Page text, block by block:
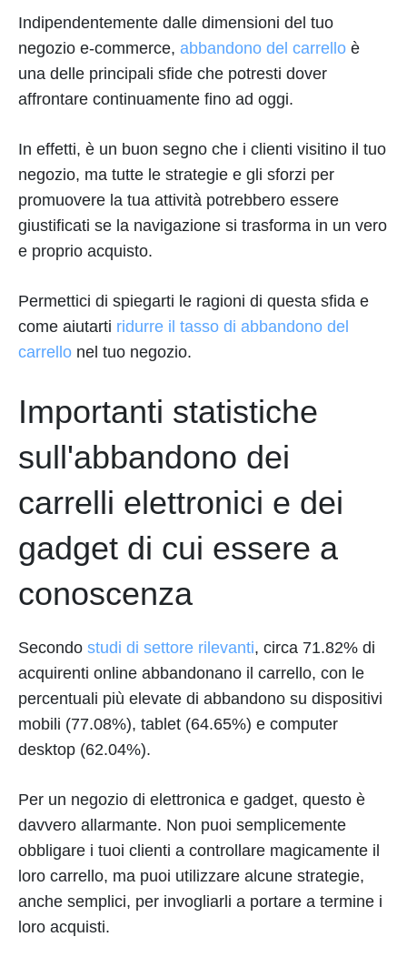
Indipendentemente dalle dimensioni del tuo
negozio e-commerce, abbandono del carrello è
una delle principali sfide che potresti dover
affrontare continuamente fino ad oggi.
In effetti, è un buon segno che i clienti visitino il tuo
negozio, ma tutte le strategie e gli sforzi per
promuovere la tua attività potrebbero essere
giustificati se la navigazione si trasforma in un vero
e proprio acquisto.
Permettici di spiegarti le ragioni di questa sfida e
come aiutarti ridurre il tasso di abbandono del
carrello nel tuo negozio.
Importanti statistiche
sull'abbandono dei
carrelli elettronici e dei
gadget di cui essere a
conoscenza
Secondo studi di settore rilevanti, circa 71.82% di
acquirenti online abbandonano il carrello, con le
percentuali più elevate di abbandono su dispositivi
mobili (77.08%), tablet (64.65%) e computer
desktop (62.04%).
Per un negozio di elettronica e gadget, questo è
davvero allarmante. Non puoi semplicemente
obbligare i tuoi clienti a controllare magicamente il
loro carrello, ma puoi utilizzare alcune strategie,
anche semplici, per invogliarli a portare a termine i
loro acquisti.